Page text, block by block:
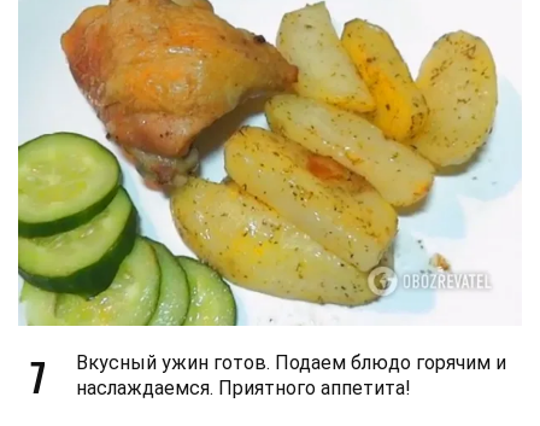
7
Вкусный ужин готов. Подаем блюдо горячим и
наслаждаемся. Приятного аппетита!